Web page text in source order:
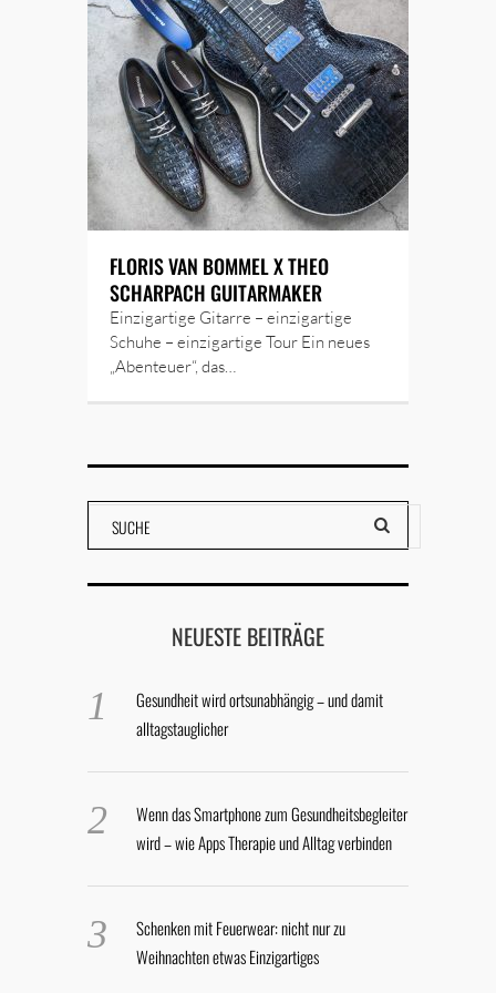
FLORIS VAN BOMMEL X THEO
SCHARPACH GUITARMAKER
Einzigartige Gitarre – einzigartige
Schuhe – einzigartige Tour Ein neues
„Abenteuer“, das…
NEUESTE BEITRÄGE
Gesundheit wird ortsunabhängig – und damit
alltagstauglicher
Wenn das Smartphone zum Gesundheitsbegleiter
wird – wie Apps Therapie und Alltag verbinden
Schenken mit Feuerwear: nicht nur zu
Weihnachten etwas Einzigartiges